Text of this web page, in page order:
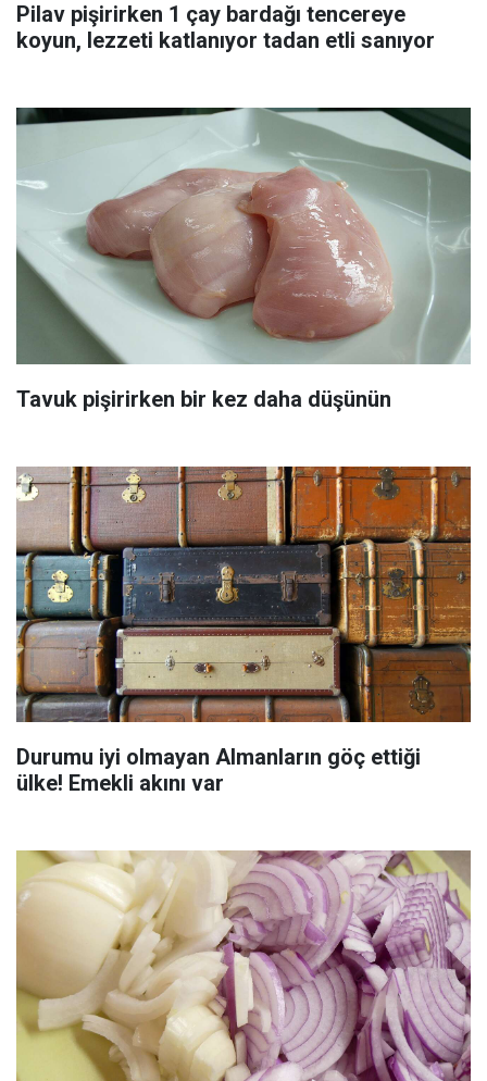
Pilav pişirirken 1 çay bardağı tencereye
koyun, lezzeti katlanıyor tadan etli sanıyor
Tavuk pişirirken bir kez daha düşünün
Durumu iyi olmayan Almanların göç ettiği
ülke! Emekli akını var